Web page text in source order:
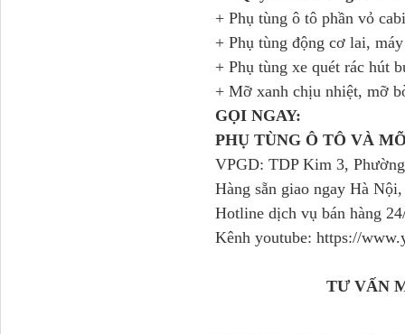
+ Phụ tùng ô tô phần vỏ
+ Phụ tùng động cơ lai,
+ Phụ tùng xe quét rác hút
+ Mỡ xanh chịu nhiệt, mỡ
GỌI NGAY:
PHỤ TÙNG Ô TÔ VÀ
VPGD: TDP Kim 3,
Hàng sẵn giao ngay Hà
Hotline dịch vụ bán hàng
Kênh youtube: https://
TƯ VẤN